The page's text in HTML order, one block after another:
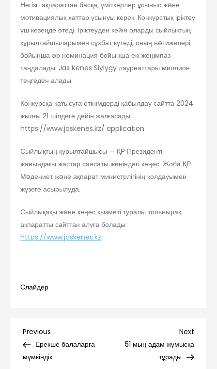
Негізгі ақпараттан басқа, үміткерлер ұсыныс жəне
мотивациялық хаттар ұсынуы керек. Конкурстық іріктеу
үш кезеңде өтеді. Іріктеуден кейін оларды сыйлықтың
құрылтайшыларымен сұхбат күтеді, оның нəтижелері
бойынша əр номинация бойынша екі жеңімпаз
таңдалады. Jas Kenes Siylygy лауреаттары миллион
теңгеден алады.
Конкурсқа қатысуға өтінімдерді қабылдау сайтта 2024
жылғы 21 шілдеге дейін жалғасады
https://www.jaskenes.kz/ application.
Сыйлықтың құрылтайшысы — ҚР Президенті
жанындағы жастар саясаты жөніндегі кеңес. Жоба ҚР
Мəдениет жəне ақпарат министрлігінің қолдауымен
жүзеге асырылуда.
Сыйлықақы жəне кеңес қызметі туралы толығырақ
ақпаратты сайттан алуға болады
https://www.jaskenes.kz
Слайдер
Навигация
по
Previous
Post
Previous
Ерекше балаларға
мүмкіндік
Next
Post
Next
51 мың адам жұмысқа
тұрады